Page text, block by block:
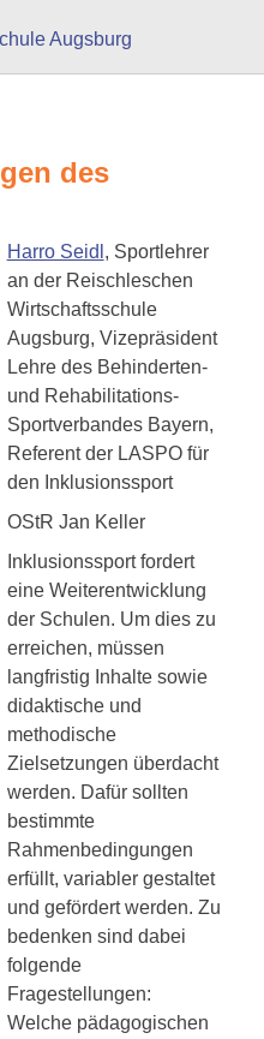
des
Harro Seidl , Sportlehrer
an der Reischleschen
Wirtschaftsschule
Augsburg, Vizepräsident
Lehre des Behinderten-
und Rehabilitations-
Sportverbandes Bayern,
Referent der LASPO für
den Inklusionssport
OStR Jan Keller
Inklusionssport fordert
eine Weiterentwicklung
der Schulen. Um dies zu
erreichen, müssen
langfristig Inhalte sowie
didaktische und
methodische
Zielsetzungen überdacht
werden. Dafür sollten
bestimmte
Rahmenbedingungen
erfüllt, variabler gestaltet
und gefördert werden. Zu
bedenken sind dabei
folgende
Fragestellungen:
Welche pädagogischen